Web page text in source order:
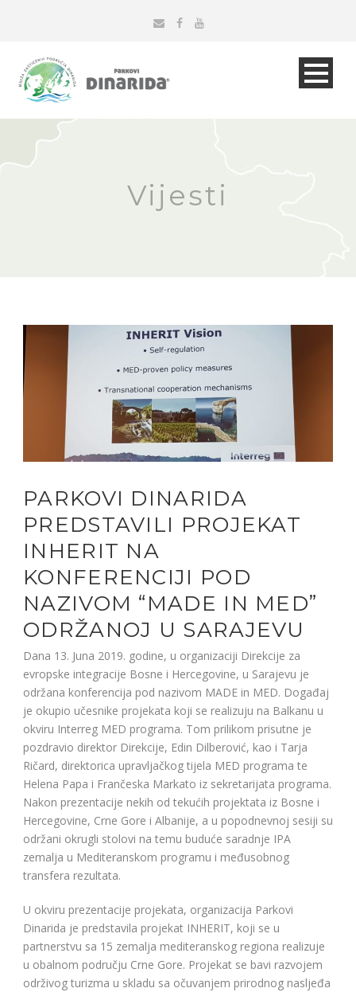
Vijesti
PARKOVI DINARIDA
PREDSTAVILI PROJEKAT
INHERIT NA
KONFERENCIJI POD
NAZIVOM “MADE IN MED”
ODRŽANOJ U SARAJEVU
Dana 13. Juna 2019. godine, u organizaciji Direkcije za
evropske integracije Bosne i Hercegovine, u Sarajevu je
održana konferencija pod nazivom MADE in MED. Događaj
je okupio učesnike projekata koji se realizuju na Balkanu u
okviru Interreg MED programa. Tom prilikom prisutne je
pozdravio direktor Direkcije, Edin Dilberović, kao i Tarja
Ričard, direktorica upravljačkog tijela MED programa te
Helena Papa i Frančeska Markato iz sekretarijata programa.
Nakon prezentacije nekih od tekućih projektata iz Bosne i
Hercegovine, Crne Gore i Albanije, a u popodnevnoj sesiji su
održani okrugli stolovi na temu buduće saradnje IPA
zemalja u Mediteranskom programu i međusobnog
transfera rezultata.
U okviru prezentacije projekata, organizacija Parkovi
Dinarida je predstavila projekat INHERIT, koji se u
partnerstvu sa 15 zemalja mediteranskog regiona realizuje
u obalnom području Crne Gore. Projekat se bavi razvojem
održivog turizma u skladu sa očuvanjem prirodnog nasljeđa